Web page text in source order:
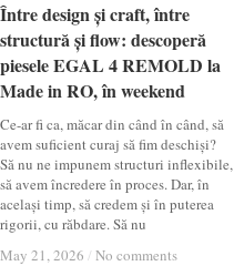
Între design și craft, între
structură și flow: descoperă
piesele EGAL 4 REMOLD la
Made in RO, în weekend
Ce-ar fi ca, măcar din când în când, să
avem suficient curaj să fim deschiși?
Să nu ne impunem structuri inflexibile,
să avem încredere în proces. Dar, în
același timp, să credem și în puterea
rigorii, cu răbdare. Să nu
May 21, 2026 / No comments
Între design și craft, între
structură și flow: descoperă
piesele EGAL 4 REMOLD la
Made in RO, în weekend
May 21, 2026 / No comments